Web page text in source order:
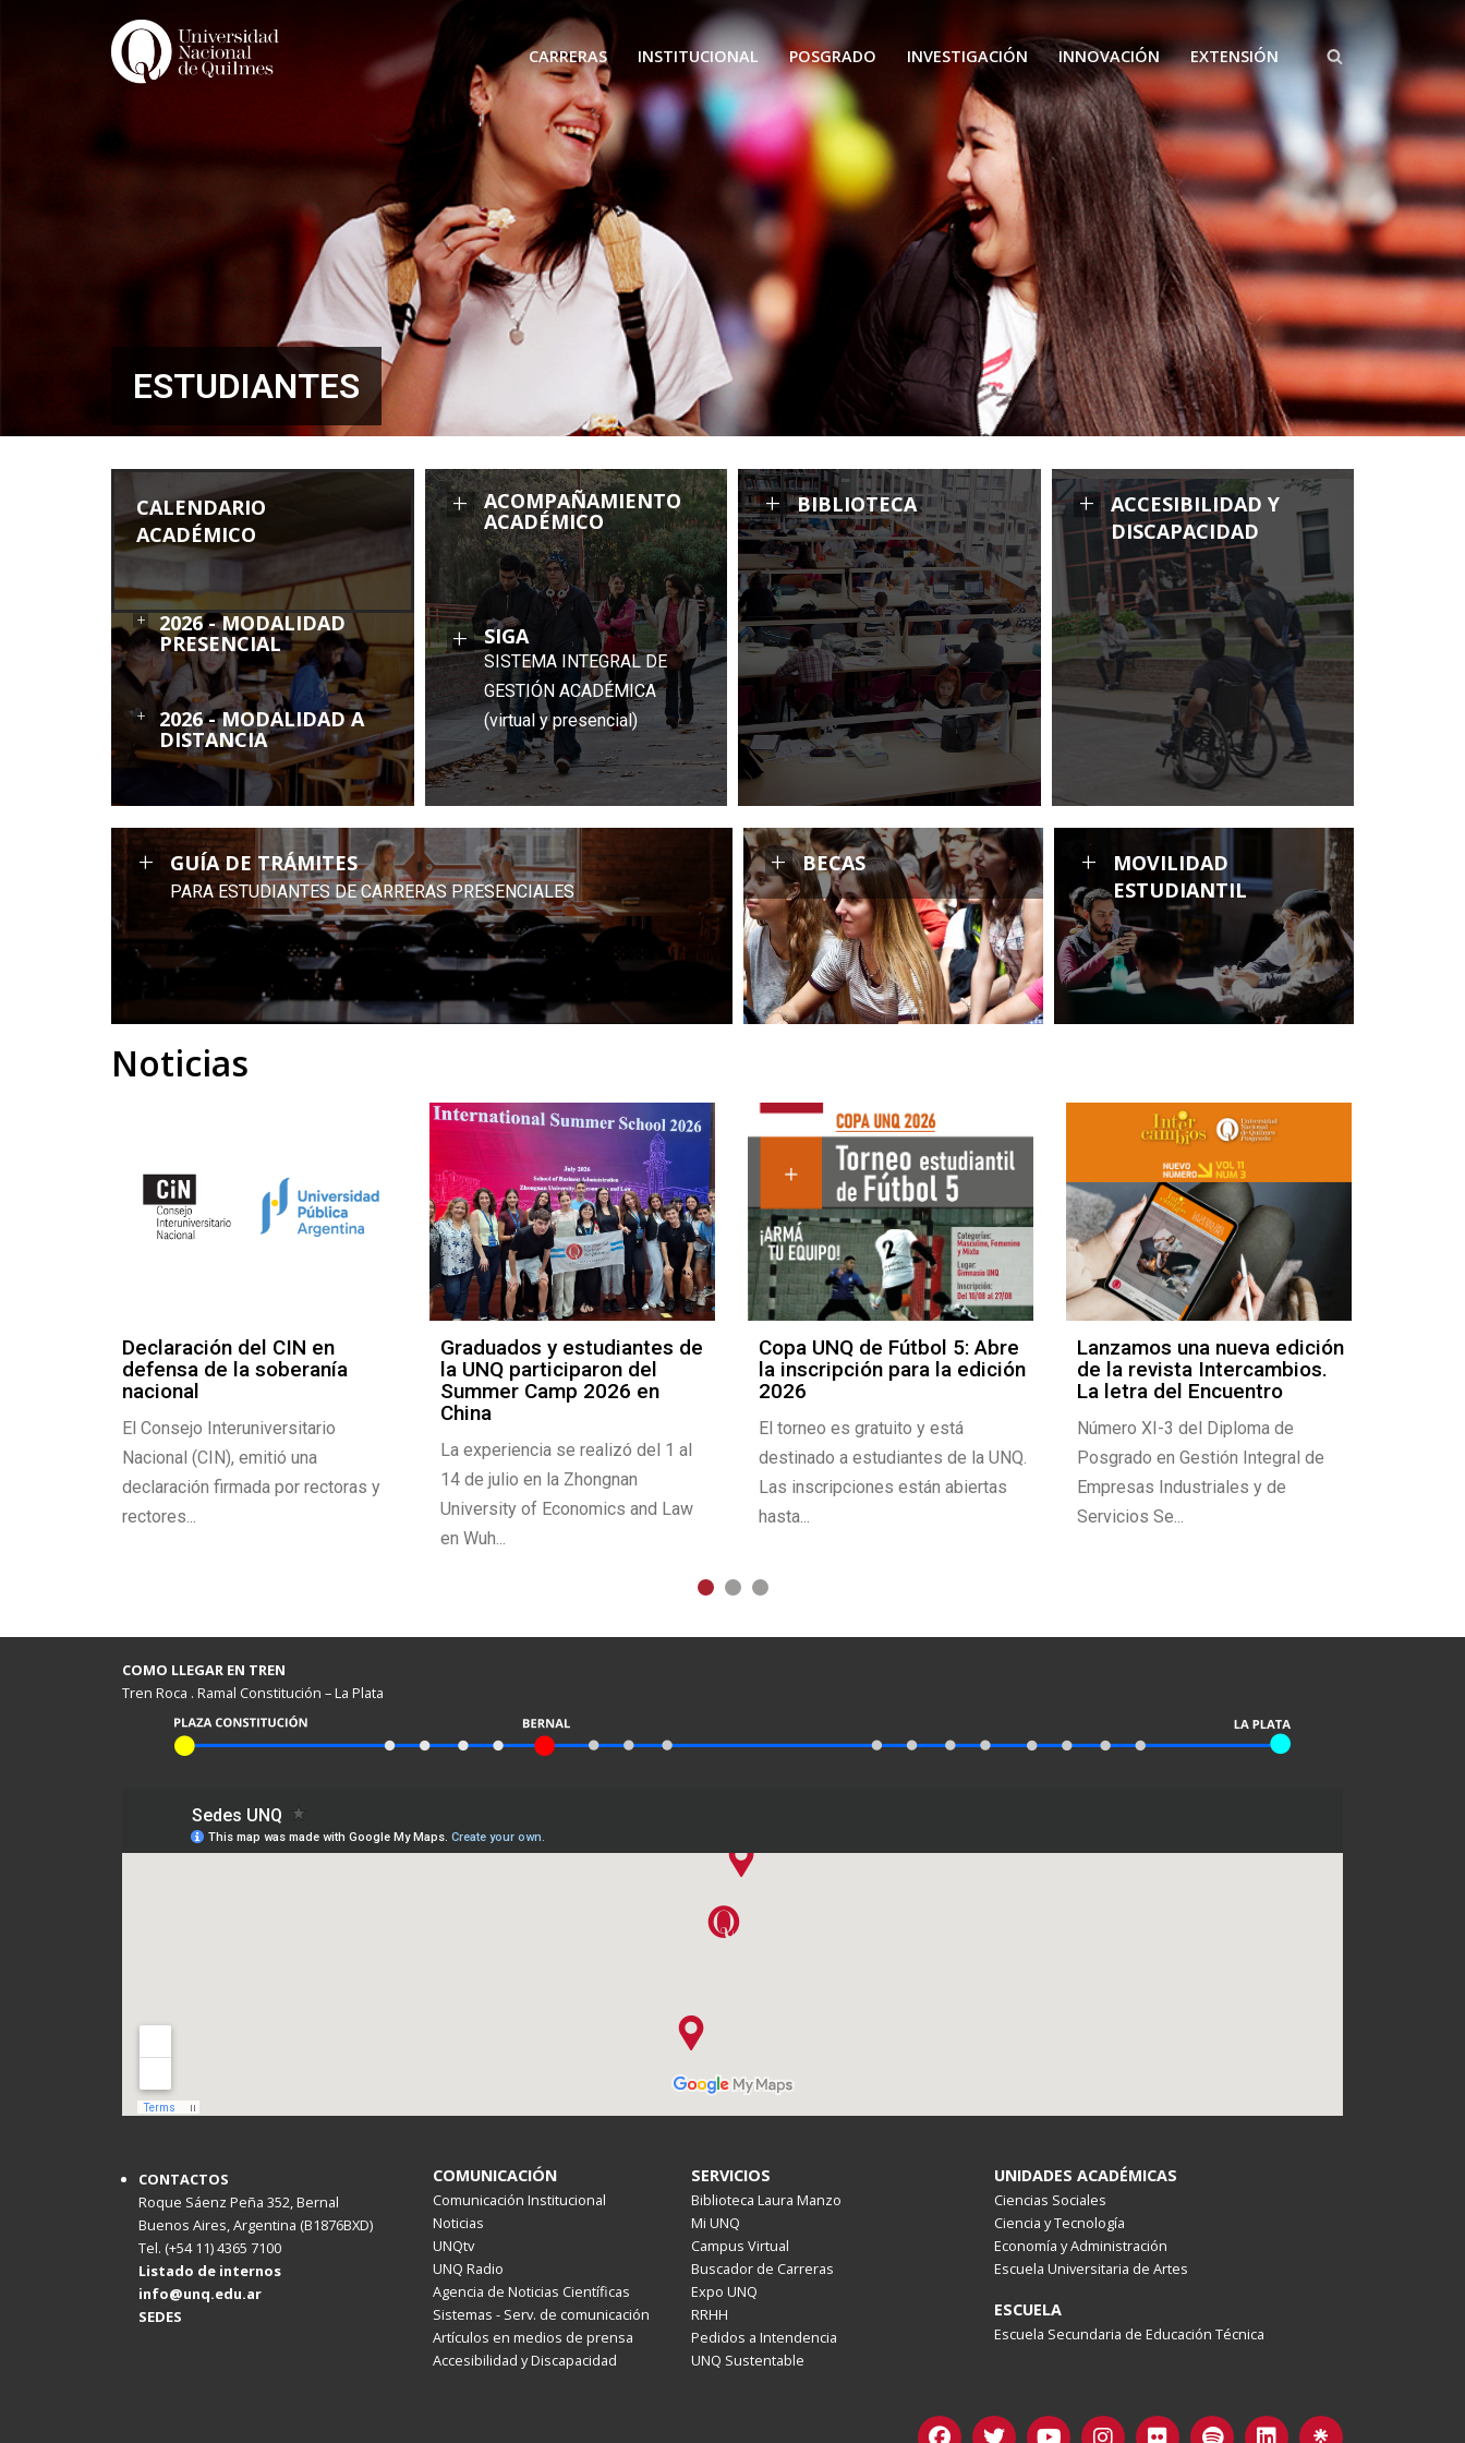
CARRERAS INSTITUCIONAL POSGRADO INVESTIGACIÓN INNOVACIÓN EXTENSIÓN
ESTUDIANTES
CALENDARIO
ACADÉMICO
+ 2026 - MODALIDAD
PRESENCIAL
+ 2026 - MODALIDAD A
DISTANCIA
+ ACOMPAÑAMIENTO
ACADÉMICO
+ SIGA
SISTEMA INTEGRAL DE
GESTIÓN ACADÉMICA
(virtual y presencial)
+ BIBLIOTECA +
ACCESIBILIDAD Y
DISCAPACIDAD
+ GUÍA DE TRÁMITES
PARA ESTUDIANTES DE CARRERAS PRESENCIALES
+ BECAS +
MOVILIDAD
ESTUDIANTIL
Noticias
Declaración del CIN en
defensa de la soberanía
nacional
El Consejo Interuniversitario
Nacional (CIN), emitió una
declaración firmada por rectoras y
rectores...
Graduados y estudiantes de
la UNQ participaron del
Summer Camp 2026 en
China
La experiencia se realizó del 1 al
14 de julio en la Zhongnan
University of Economics and Law
en Wuh...
Copa UNQ de Fútbol 5: Abre
la inscripción para la edición
2026
El torneo es gratuito y está
destinado a estudiantes de la UNQ.
Las inscripciones están abiertas
hasta...
Lanzamos una nueva edición
de la revista Intercambios.
La letra del Encuentro
Número XI-3 del Diploma de
Posgrado en Gestión Integral de
Empresas Industriales y de
Servicios Se...
COMO LLEGAR EN TREN
Tren Roca . Ramal Constitución – La Plata
CONTACTOS
Roque Sáenz Peña 352, Bernal
Buenos Aires, Argentina (B1876BXD)
Tel. (+54 11) 4365 7100
Listado de internos
info@unq.edu.ar
SEDES
COMUNICACIÓN
Comunicación Institucional
Noticias
UNQtv
UNQ Radio
Agencia de Noticias Científicas
Sistemas - Serv. de comunicación
Artículos en medios de prensa
Accesibilidad y Discapacidad
SERVICIOS
Biblioteca Laura Manzo
Mi UNQ
Campus Virtual
Buscador de Carreras
Expo UNQ
RRHH
Pedidos a Intendencia
UNQ Sustentable
UNIDADES ACADÉMICAS
Ciencias Sociales
Ciencia y Tecnología
Economía y Administración
Escuela Universitaria de Artes
ESCUELA
Escuela Secundaria de Educación Técnica